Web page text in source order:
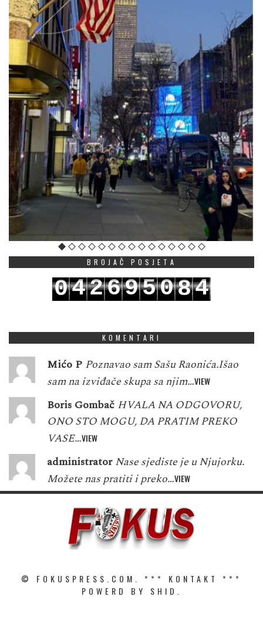
BROJAČ POSJETA
042695084
KOMENTARI
Mićo P Poznavao sam Sašu Raonića.Išao
sam na izviđače skupa sa njim…VIEW
Boris Gombač HVALA NA ODGOVORU,
ONO STO MOGU, DA PRATIM PREKO
VASE…VIEW
administrator Nase sjediste je u Njujorku.
Možete nas pratiti i preko…VIEW
© FOKUSPRESS.COM. *** KONTAKT
***
POWERD BY SHID.